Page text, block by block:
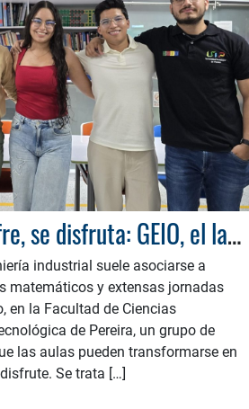
El conocimiento no se sufre, se disfruta: GEIO, el laboratorio de la UTP que revoluciona la ingeniería a través del juego
industrial suele asociarse a
matemáticos y extensas jornadas
en la Facultad de Ciencias
de Pereira, un grupo de
las aulas pueden transformarse en
Se trata […]